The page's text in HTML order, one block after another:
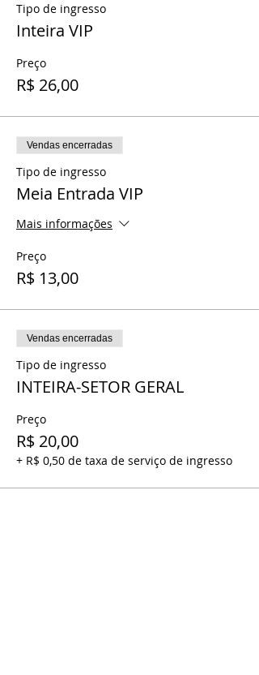
Tipo de ingresso
Inteira VIP
Preço
R$ 26,00
Vendas encerradas
Tipo de ingresso
Meia Entrada VIP
Mais informações
Preço
R$ 13,00
Vendas encerradas
Tipo de ingresso
INTEIRA-SETOR GERAL
Preço
R$ 20,00
+ R$ 0,50 de taxa de serviço de ingresso